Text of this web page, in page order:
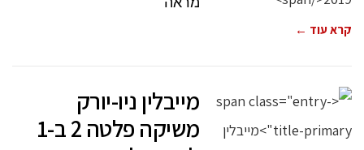
קרא עוד ←
מייבלין ניו-יורק
משיקה פלטה 2 ב-1